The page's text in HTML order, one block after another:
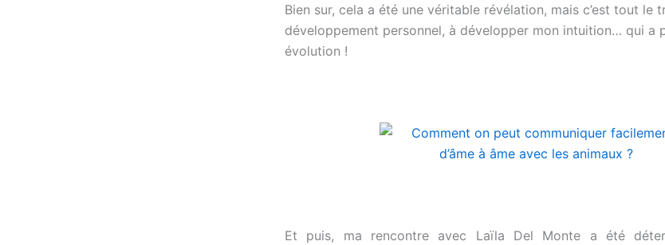
Bien sur, cela a été une véritable révélation, mais c’est tout le
développement personnel, à développer mon intuition… qui a
évolution !
Et puis, ma rencontre avec Laïla Del Monte a été